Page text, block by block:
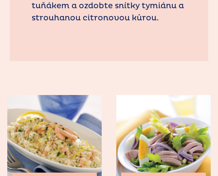
tuňákem a ozdobte snítky tymiánu a
strouhanou citronovou kůrou.